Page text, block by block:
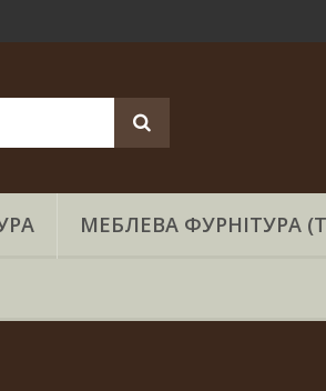
МЕБЛЕВА ФУРНІТУРА